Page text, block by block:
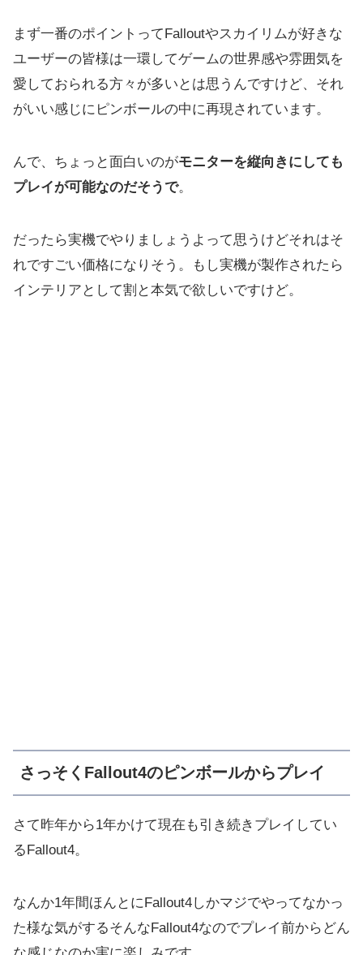
まず一番のポイントってFalloutやスカイリムが好きな
ユーザーの皆様は一環してゲームの世界感や雰囲気を
愛しておられる方々が多いとは思うんですけど、それ
がいい感じにピンボールの中に再現されています。
んで、ちょっと面白いのがモニターを縦向きにしても
プレイが可能なのだそうで。
だったら実機でやりましょうよって思うけどそれはそ
れですごい価格になりそう。もし実機が製作されたら
インテリアとして割と本気で欲しいですけど。
さっそくFallout4のピンボールからプレイ
さて昨年から1年かけて現在も引き続きプレイしてい
るFallout4。
なんか1年間ほんとにFallout4しかマジでやってなかっ
た様な気がするそんなFallout4なのでプレイ前からどん